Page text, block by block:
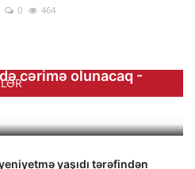
0 464
cərimə olunacaq -
yaşıdı tərəfindən